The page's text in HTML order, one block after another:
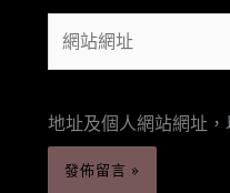
件
*
站
址
地址及個人網站網址